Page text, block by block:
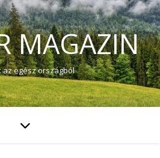
MAGAZIN
az egész országból